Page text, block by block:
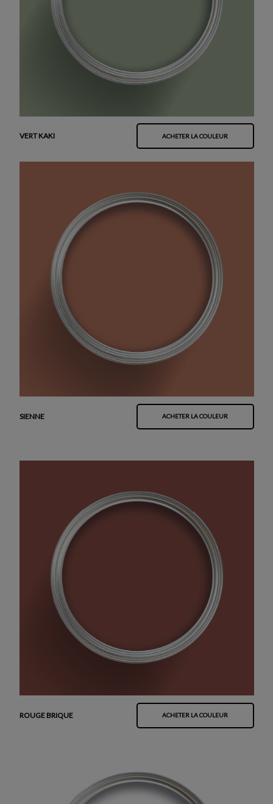
VERT KAKI ACHETER LA COULEUR
SIENNE ACHETER LA COULEUR
ROUGE BRIQUE ACHETER LA COULEUR